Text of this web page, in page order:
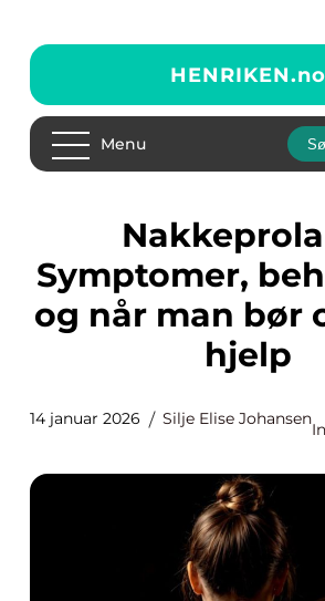
HENRIKEN.no
Menu
Nakkeprolaps:
Symptomer,
og når man bør
hjelp
14 januar 2026 Silje Elise Johansen